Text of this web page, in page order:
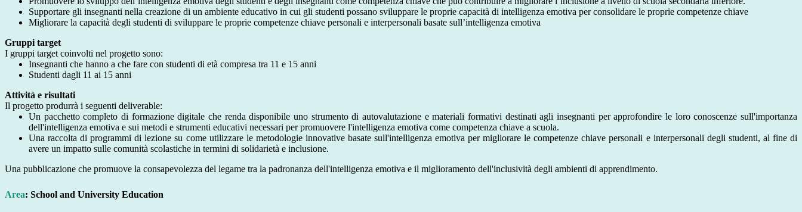
Supportare gli insegnanti nella creazione di un ambiente educativo in cui gli studenti possano sviluppare le proprie capacità di intelligenza emotiva per consolidare le proprie competenze chiave
Migliorare la capacità degli studenti di sviluppare le proprie competenze chiave personali e interpersonali basate sull’intelligenza emotiva
Gruppi target
I gruppi target coinvolti nel progetto sono:
Insegnanti che hanno a che fare con studenti di età compresa tra 11 e 15 anni
Studenti dagli 11 ai 15 anni
Attività e risultati
Il progetto produrrà i seguenti deliverable:
Un pacchetto completo di formazione digitale che renda disponibile uno strumento di autovalutazione e materiali formativi destinati agli insegnanti per approfondire le loro conoscenze sull'importanza
dell'intelligenza emotiva e sui metodi e strumenti educativi necessari per promuovere l'intelligenza emotiva come competenza chiave a scuola.
Una raccolta di programmi di lezione su come utilizzare le metodologie innovative basate sull'intelligenza emotiva per migliorare le competenze chiave personali e interpersonali degli studenti, al fine di
avere un impatto sulle comunità scolastiche in termini di solidarietà e inclusione.
Una pubblicazione che promuove la consapevolezza del legame tra la padronanza dell'intelligenza emotiva e il miglioramento dell'inclusività degli ambienti di apprendimento.
Area: School and University Education